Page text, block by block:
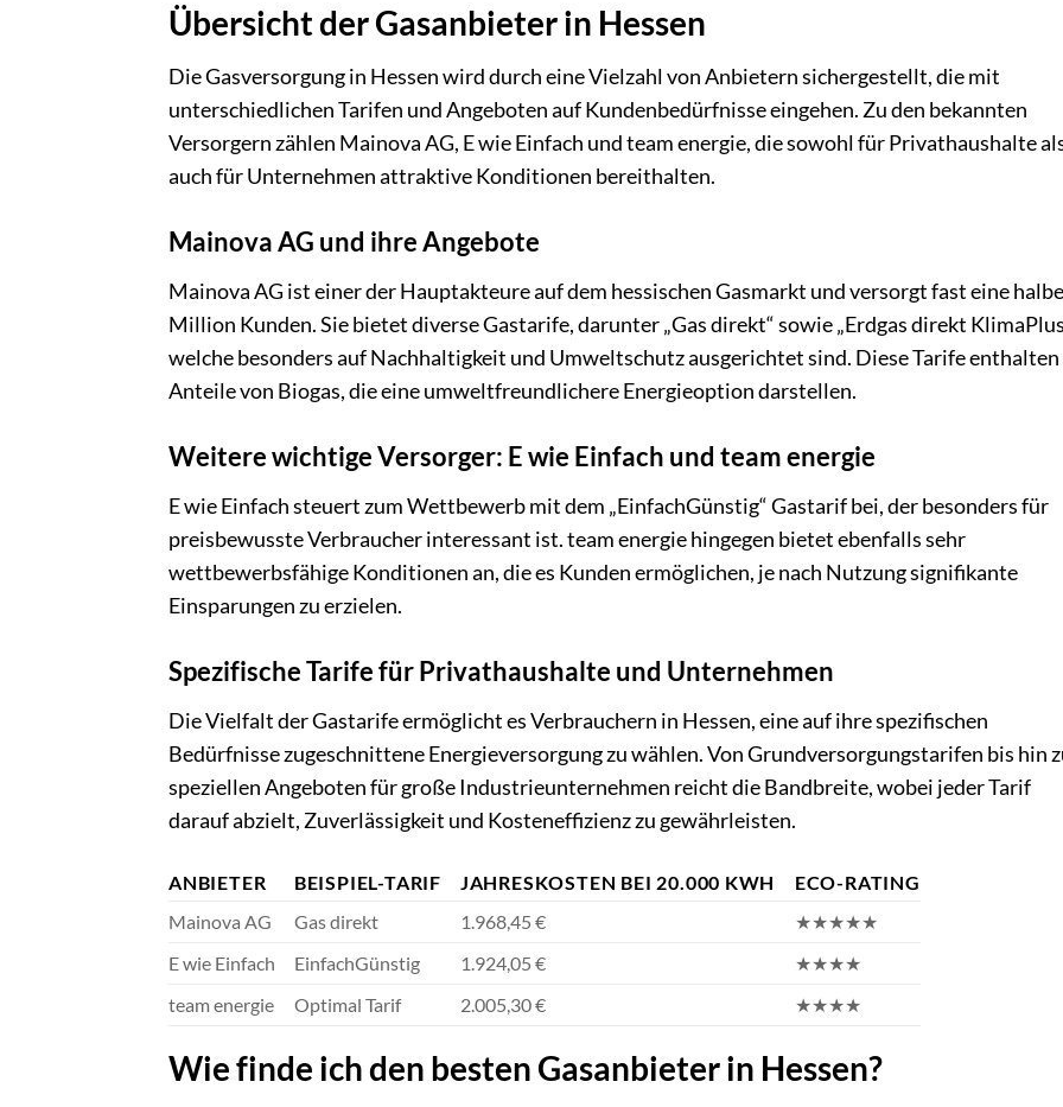
Übersicht der Gasanbieter in Hessen
Die Gasversorgung in Hessen wird durch eine Vielzahl von Anbietern sichergestellt, die mit
unterschiedlichen Tarifen und Angeboten auf Kundenbedürfnisse eingehen. Zu den bekannten
Versorgern zählen Mainova AG, E wie Einfach und team energie, die sowohl für Privathaushalte
auch für Unternehmen attraktive Konditionen bereithalten.
Mainova AG und ihre Angebote
Mainova AG ist einer der Hauptakteure auf dem hessischen Gasmarkt und versorgt fast eine halbe
Million Kunden. Sie bietet diverse Gastarife, darunter „Gas direkt“ sowie „Erdgas direkt
welche besonders auf Nachhaltigkeit und Umweltschutz ausgerichtet sind. Diese Tarife
Anteile von Biogas, die eine umweltfreundlichere Energieoption darstellen.
Weitere wichtige Versorger: E wie Einfach und team energie
E wie Einfach steuert zum Wettbewerb mit dem „EinfachGünstig“ Gastarif bei, der besonders für
preisbewusste Verbraucher interessant ist. team energie hingegen bietet ebenfalls sehr
wettbewerbsfähige Konditionen an, die es Kunden ermöglichen, je nach Nutzung signifikante
Einsparungen zu erzielen.
Spezifische Tarife für Privathaushalte und Unternehmen
Die Vielfalt der Gastarife ermöglicht es Verbrauchern in Hessen, eine auf ihre spezifischen
Bedürfnisse zugeschnittene Energieversorgung zu wählen. Von Grundversorgungstarifen bis hin
speziellen Angeboten für große Industrieunternehmen reicht die Bandbreite, wobei jeder Tarif
darauf abzielt, Zuverlässigkeit und Kosteneffizienz zu gewährleisten.
ANBIETER BEISPIEL-TARIF JAHRESKOSTEN BEI 20.000 KWH
ECO-RATING
Mainova AG
Gas direkt 1.968,45 €
★★★★★
E wie Einfach
EinfachGünstig 1.924,05 €
★★★★
team energie
Optimal Tarif 2.005,30 € ★★★★
Wie finde ich den besten Gasanbieter in Hessen?